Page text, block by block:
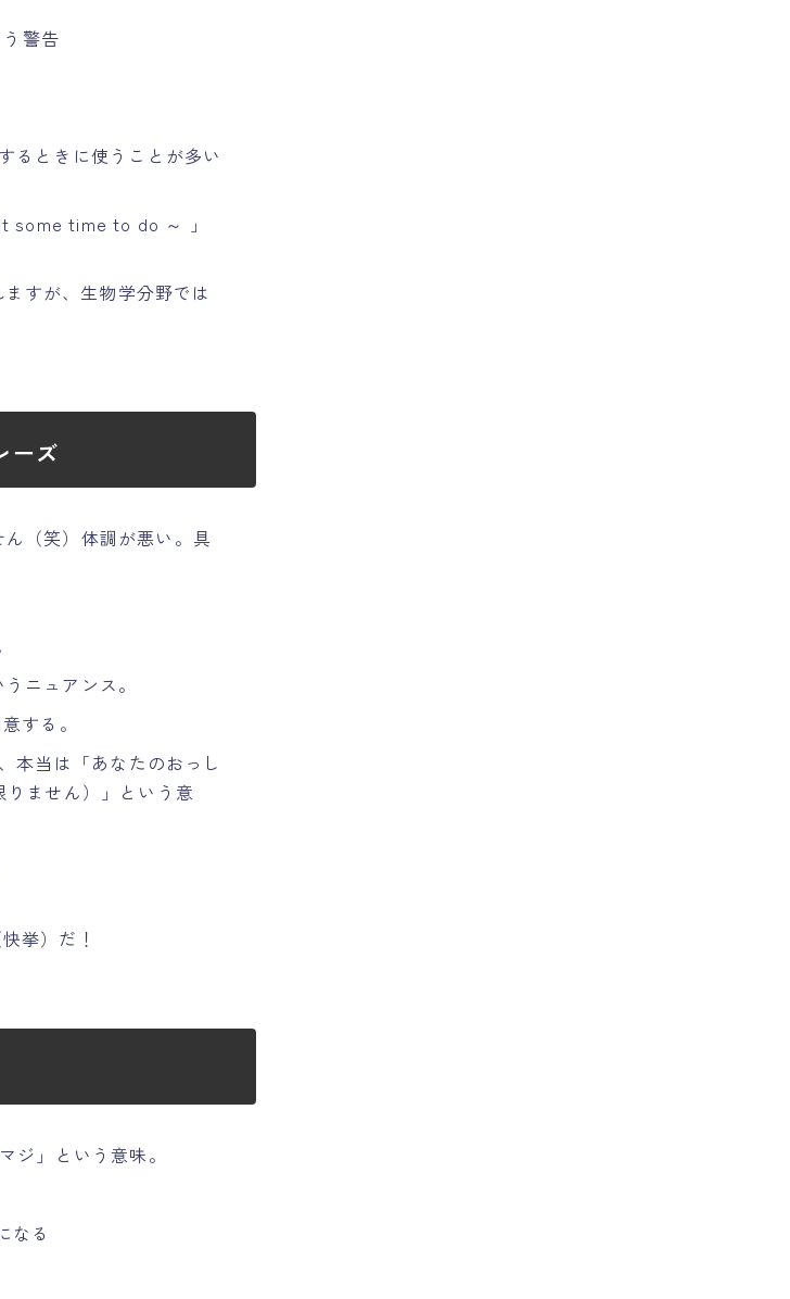
警告
るときに使うことが多い
some time to do ～ 」
すが、生物学分野では
ーズ
（笑）体調が悪い。具
ニュアンス。
する。
本当は「あなたのおっし
ません）」という意
挙）だ！
」という意味。
なる